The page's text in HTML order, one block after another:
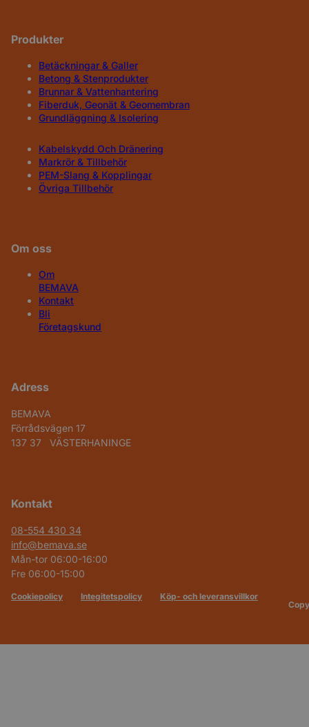
Produkter
Betäckningar & Galler
Betong & Stenprodukter
Brunnar & Vattenhantering
Fiberduk, Geonät & Geomembran
Grundläggning & Isolering
Kabelskydd Och Dränering
Markrör & Tillbehör
PEM-Slang & Kopplingar
Övriga Tillbehör
Om oss
Om
BEMAVA
Kontakt
Bli
Företagskund
Adress
BEMAVA
Förrådsvägen 17
137 37 VÄSTERHANINGE
Kontakt
08-554 430 34
info@bemava.se
Mån-tor 06:00-16:00
Fre 06:00-15:00
Cookiepolicy Integitetspolicy
Köp- och leveransvillkor